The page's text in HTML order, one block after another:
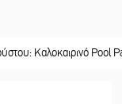
Pool Party